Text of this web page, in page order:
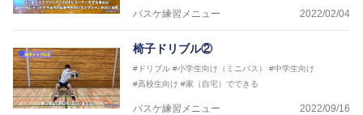
バスケ練習メニュー 2022/02/04
椅子ドリブル②
#ドリブル #小学生向け（ミニバス）
#中学生向け
#高校生向け #家（自宅）でできる
バスケ練習メニュー 2022/09/16